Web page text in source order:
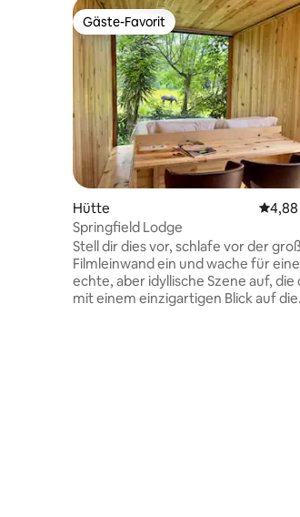
Gäste-Favorit
Gäste-Favorit
Hütte
4,88
Springfield Lodge
Stell dir dies vor, schlafe vor der
Filmleinwand ein und wache für eine
echte, aber idyllische Szene auf, die
mit einem einzigartigen Blick auf die